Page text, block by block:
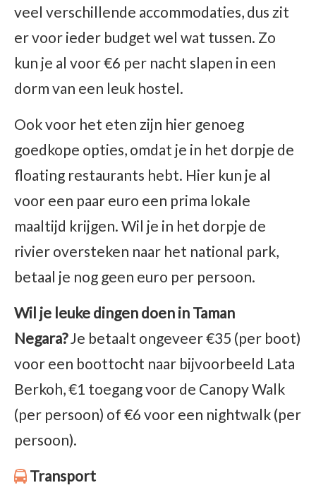
veel verschillende accommodaties, dus zit
er voor ieder budget wel wat tussen. Zo
kun je al voor €6 per nacht slapen in een
dorm van een leuk hostel.
Ook voor het eten zijn hier genoeg
goedkope opties, omdat je in het dorpje de
floating restaurants hebt. Hier kun je al
voor een paar euro een prima lokale
maaltijd krijgen. Wil je in het dorpje de
rivier oversteken naar het national park,
betaal je nog geen euro per persoon.
Wil je leuke dingen doen in Taman
Negara?Je betaalt ongeveer €35 (per boot)
voor een boottocht naar bijvoorbeeld Lata
Berkoh, €1 toegang voor de Canopy Walk
(per persoon) of €6 voor een nightwalk (per
persoon).
Transport